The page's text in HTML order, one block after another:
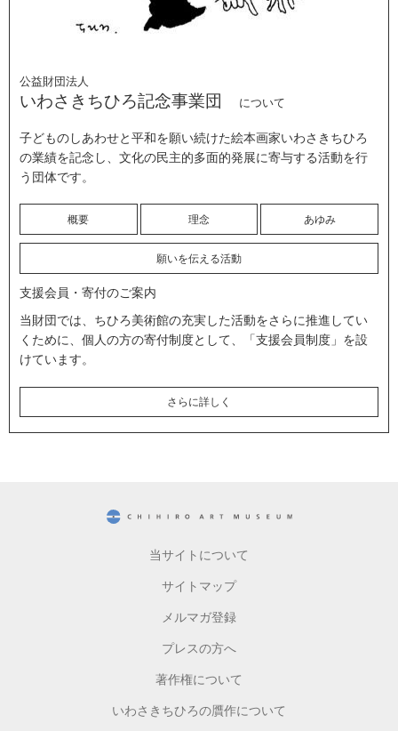
公益財団法人
いわさきちひろ記念事業団 について
子どものしあわせと平和を願い続けた絵本画家いわさきちひろ
の業績を記念し、文化の民主的多面的発展に寄与する活動を行
う団体です。
概要 理念 あゆみ
願いを伝える活動
支援会員・寄付のご案内
当財団では、ちひろ美術館の充実した活動をさらに推進してい
くために、個人の方の寄付制度として、「支援会員制度」を設
けています。
さらに詳しく
当サイトについて
サイトマップ
メルマガ登録
プレスの方へ
著作権について
いわさきちひろの贋作について